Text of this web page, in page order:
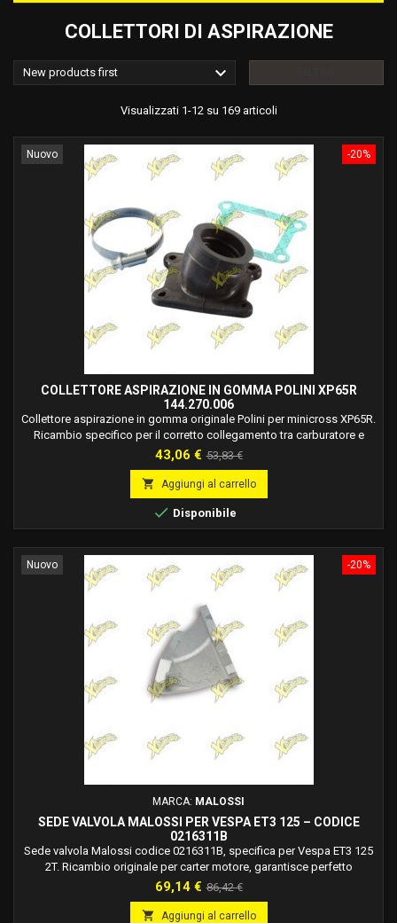
COLLETTORI DI ASPIRAZIONE
New products first 
Visualizzati 1-12 su 169 articoli
-20%
Nuovo
COLLETTORE ASPIRAZIONE IN GOMMA POLINI XP65R
144.270.006
Collettore aspirazione in gomma originale Polini per minicross XP65R.
Ricambio specifico per il corretto collegamento tra carburatore e
motore.
Prezzo
43,06 € Prezzo
base
53,83 €
 Aggiungi al carrello
 Disponibile
-20%
Nuovo
MARCA: MALOSSI
SEDE VALVOLA MALOSSI PER VESPA ET3 125 – CODICE
0216311B
Sede valvola Malossi codice 0216311B, specifica per Vespa ET3 125
2T. Ricambio originale per carter motore, garantisce perfetto
alloggiamento e tenuta della valvola rotante.
Prezzo
69,14 € Prezzo
base
86,42 €
 Aggiungi al carrello